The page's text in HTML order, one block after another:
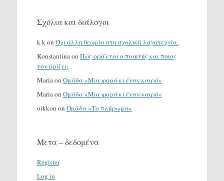
Σχόλια και διάλογοι
k kon Όχι άλλη θεωρία στη σχολική λογοτεχνία.
Konstantinaon Πώς ορίζεται ο ποιητής και ποιος
τον ορίζει;
Mariaon Ομάδα «Μια φορά κι έναν καιρό»
Mariaon Ομάδα «Μια φορά κι έναν καιρό»
oikkon on Ομάδα «Το πλήρωμα»
Μετα – δεδομένα
Register
Log in